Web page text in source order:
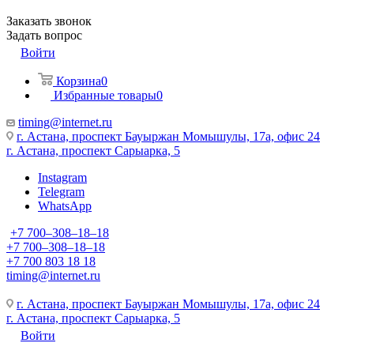
Заказать звонок
Задать вопрос
Войти
Корзина0
Избранные товары0
timing@internet.ru
г. Астана, проспект Бауыржан Момышулы, 17а, офис 24
г. Астана, проспект Сарыарка, 5
Instagram
Telegram
WhatsApp
+7 700‒308‒18‒18
+7 700‒308‒18‒18
+7 700 803 18 18
timing@internet.ru
г. Астана, проспект Бауыржан Момышулы, 17а, офис 24
г. Астана, проспект Сарыарка, 5
Войти